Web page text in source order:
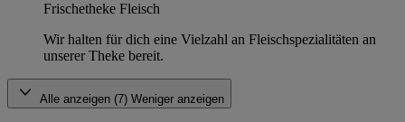
Frischetheke Fleisch
Wir halten für dich eine Vielzahl an Fleischspezialitäten an
unserer Theke bereit.
Alle anzeigen (7) Weniger anzeigen